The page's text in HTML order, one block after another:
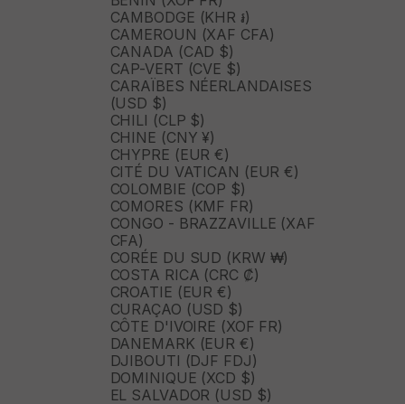
CAMBODGE (KHR ៛)
CAMEROUN (XAF CFA)
CANADA (CAD $)
CAP-VERT (CVE $)
CARAÏBES NÉERLANDAISES
(USD $)
CHILI (CLP $)
CHINE (CNY ¥)
CHYPRE (EUR €)
CITÉ DU VATICAN (EUR €)
COLOMBIE (COP $)
COMORES (KMF FR)
CONGO - BRAZZAVILLE (XAF
CFA)
CORÉE DU SUD (KRW ₩)
COSTA RICA (CRC ₡)
CROATIE (EUR €)
CURAÇAO (USD $)
CÔTE D'IVOIRE (XOF FR)
DANEMARK (EUR €)
DJIBOUTI (DJF FDJ)
DOMINIQUE (XCD $)
EL SALVADOR (USD $)